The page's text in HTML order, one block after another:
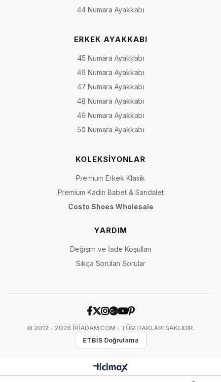
44 Numara Ayakkabı
ERKEK AYAKKABI
45 Numara Ayakkabı
46 Numara Ayakkabı
47 Numara Ayakkabı
48 Numara Ayakkabı
49 Numara Ayakkabı
50 Numara Ayakkabı
KOLEKSİYONLAR
Premium Erkek Klasik
Premium Kadın Babet & Sandalet
Costo Shoes Wholesale
YARDIM
Değişim ve İade Koşulları
Sıkça Sorulan Sorular
© 2012 - 2026 İRİADAM.COM - TÜM HAKLARI SAKLIDIR.
ETBİS Doğrulama